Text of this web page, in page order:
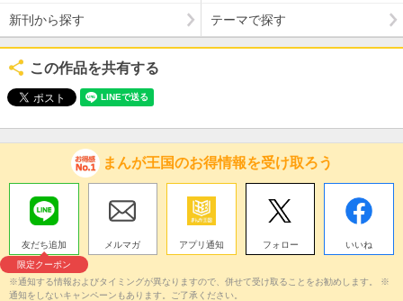
新刊から探す テーマで探す
この作品を共有する
まんが王国のお得情報を受け取ろう
友だち追加
限定クーポン
メルマガ アプリ通知 フォロー いいね
※通知する情報およびタイミングが異なりますので、併せて受け取ることをお勧めします。 ※
通知をしないキャンペーンもあります。ご了承ください。